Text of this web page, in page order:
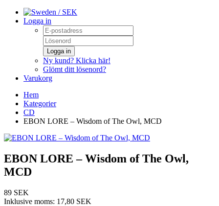
/ SEK
Logga in
Logga in
Ny kund? Klicka här!
Glömt ditt lösenord?
Varukorg
Hem
Kategorier
CD
EBON LORE – Wisdom of The Owl, MCD
EBON LORE – Wisdom of The Owl,
MCD
89 SEK
Inklusive moms: 17,80 SEK